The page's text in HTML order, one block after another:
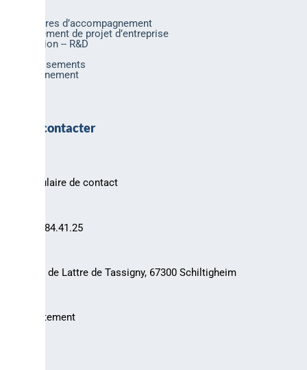
Nos offres d’accompagnement
Financement de projet d’entreprise
Innovation -- R&D
Investissements
Environnement
Nous contacter
Formulaire de contact
03.88.84.41.25
30 rue de Lattre de Tassigny, 67300 Schiltigheim
Recrutement